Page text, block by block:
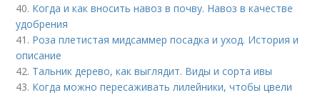
40. Когда и как вносить навоз в почву. Навоз в качестве
удобрения
41. Роза плетистая мидсаммер посадка и уход. История и
описание
42. Тальник дерево, как выглядит. Виды и сорта ивы
43. Когда можно пересаживать лилейники, чтобы цвели